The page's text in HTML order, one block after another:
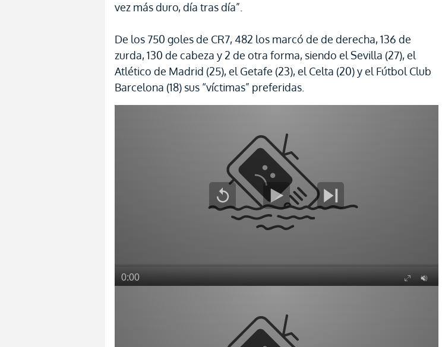
vez más duro, día tras día”.
De los 750 goles de CR7, 482 los marcó de de derecha, 136 de
zurda, 130 de cabeza y 2 de otra forma, siendo el Sevilla (27), el
Atlético de Madrid (25), el Getafe (23), el Celta (20) y el Fútbol Club
Barcelona (18) sus “víctimas” preferidas.